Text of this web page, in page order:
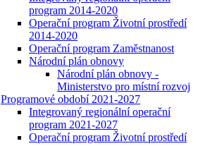
program 2014-2020
Operační program Životní prostředí
2014-2020
Operační program Zaměstnanost
Národní plán obnovy
Národní plán obnovy -
Ministerstvo pro místní rozvoj
Programové období 2021-2027
Integrovaný regionální operační
program 2021-2027
Operační program Životní prostředí